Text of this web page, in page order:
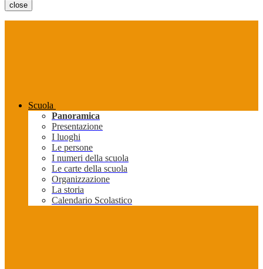
close
Scuola
Panoramica
Presentazione
I luoghi
Le persone
I numeri della scuola
Le carte della scuola
Organizzazione
La storia
Calendario Scolastico